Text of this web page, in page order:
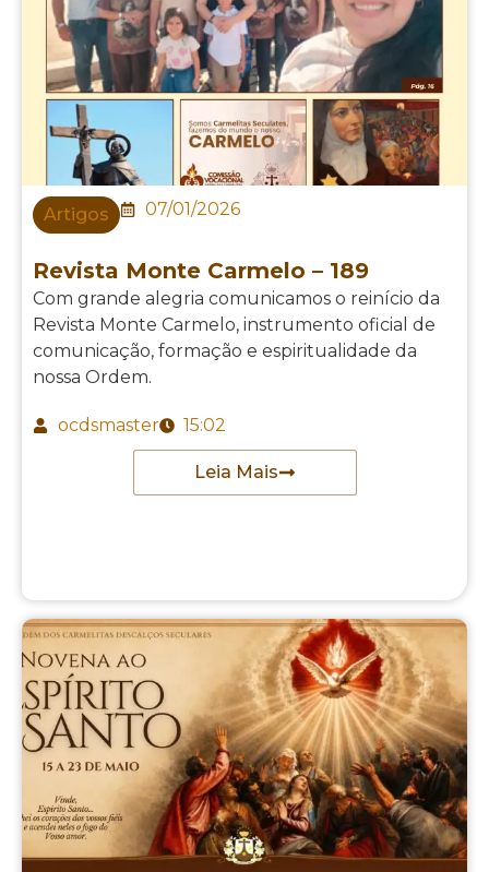
Artigos 07/01/2026
Revista Monte Carmelo – 189
Com grande alegria comunicamos o reinício da
Revista Monte Carmelo, instrumento oficial de
comunicação, formação e espiritualidade da
nossa Ordem.
ocdsmaster 15:02
Leia Mais